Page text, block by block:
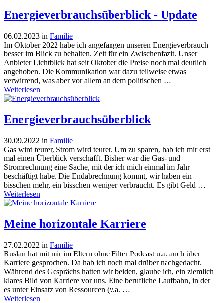
Energieverbrauchsüberblick - Update
06.02.2023 in Familie
Im Oktober 2022 habe ich angefangen unseren Energieverbrauch
besser im Blick zu behalten. Zeit für ein Zwischenfazit. Unser
Anbieter Lichtblick hat seit Oktober die Preise noch mal deutlich
angehoben. Die Kommunikation war dazu teilweise etwas
verwirrend, was aber vor allem an dem politischen …
Weiterlesen
Energieverbrauchsüberblick
30.09.2022 in Familie
Gas wird teurer, Strom wird teurer. Um zu sparen, hab ich mir erst
mal einen Überblick verschafft. Bisher war die Gas- und
Stromrechnung eine Sache, mit der ich mich einmal im Jahr
beschäftigt habe. Die Endabrechnung kommt, wir haben ein
bisschen mehr, ein bisschen weniger verbraucht. Es gibt Geld …
Weiterlesen
Meine horizontale Karriere
27.02.2022 in Familie
Ruslan hat mit mir im Eltern ohne Filter Podcast u.a. auch über
Karriere gesprochen. Da hab ich noch mal drüber nachgedacht.
Während des Gesprächs hatten wir beiden, glaube ich, ein ziemlich
klares Bild von Karriere vor uns. Eine berufliche Laufbahn, in der
es unter Einsatz von Ressourcen (v.a. …
Weiterlesen